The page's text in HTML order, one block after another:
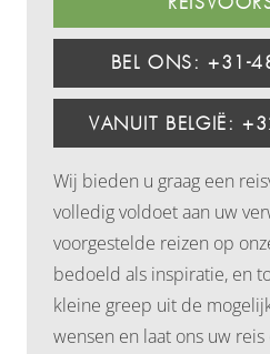
BEL ONS: +31-
VANUIT BELGIË:
Wij bieden u graag een
volledig voldoet aan uw
voorgestelde reizen op
bedoeld als inspiratie, en
kleine greep uit de
wensen en laat ons uw